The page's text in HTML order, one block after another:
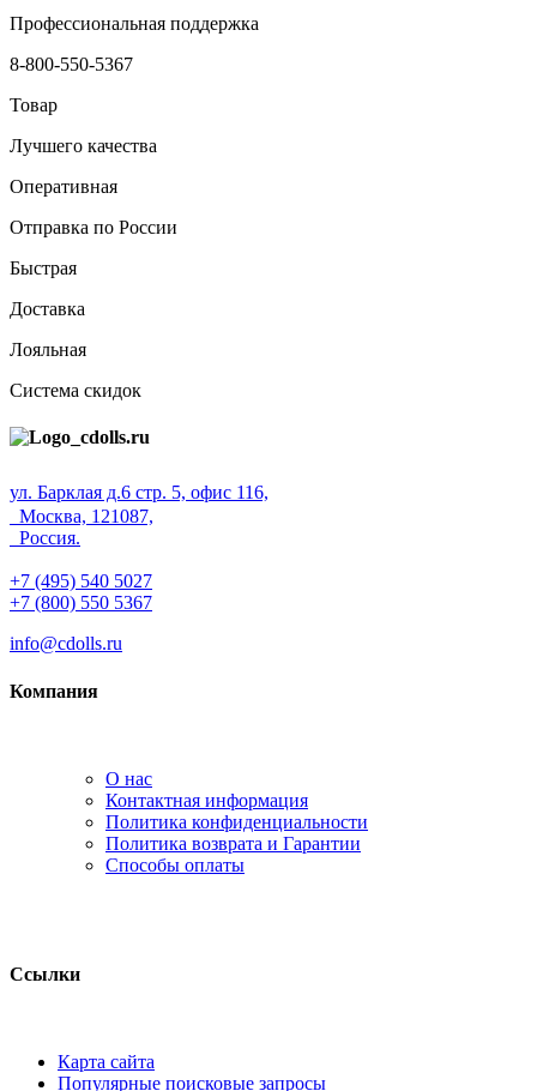
Профессиональная поддержка
8-800-550-5367
Товар
Лучшего качества
Оперативная
Отправка по России
Быстрая
Доставка
Лояльная
Система скидок
ул. Барклая д.6 стр. 5, офис 116,
Москва, 121087,
Россия.
+7 (495) 540 5027
+7 (800) 550 5367
info@cdolls.ru
Компания
О нас
Контактная информация
Политика конфиденциальности
Политика возврата и Гарантии
Способы оплаты
Ссылки
Карта сайта
Популярные поисковые запросы